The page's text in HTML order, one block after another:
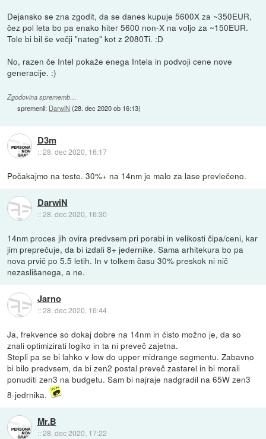
Dejansko se zna zgodit, da se danes kupuje 5600X za ~350EUR,
čez pol leta bo pa enako hiter 5600 non-X na voljo za ~150EUR.
Tole bi bil še večji "nateg" kot z 2080Ti. :D
No, razen če Intel pokaže enega Intela in podvoji cene nove
generacije. :)
Zgodovina sprememb…
spremenil: DarwiN (28. dec 2020 ob 16:13)
D3m
::28. dec 2020, 16:17
Počakajmo na teste. 30%+ na 14nm je malo za lase prevlečeno.
DarwiN
::28. dec 2020, 16:30
14nm proces jih ovira predvsem pri porabi in velikosti čipa/ceni, kar
jim preprečuje, da bi izdali 8+ jedernike. Sama arhitekura bo pa
nova prvič po 5.5 letih. In v tolkem času 30% preskok ni nič
nezaslišanega, a ne.
Jarno
::28. dec 2020, 16:44
Ja, frekvence so dokaj dobre na 14nm in ćisto možno je, da so
znali optimizirati logiko in ta ni preveč zajetna.
Stepli pa se bi lahko v low do upper midrange segmentu. Zabavno
bi bilo predvsem, da bi zen2 postal preveč zastarel in bi morali
ponuditi zen3 na budgetu. Sam bi najraje nadgradil na 65W zen3
8-jedrnika.
Mr.B
::28. dec 2020, 17:22